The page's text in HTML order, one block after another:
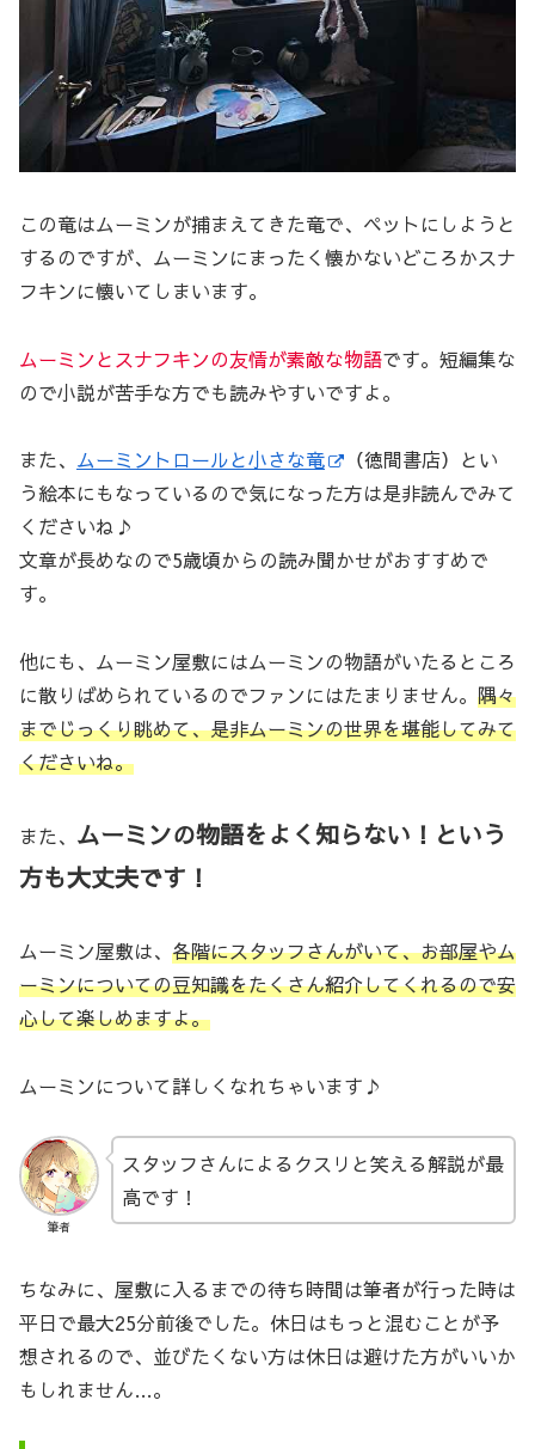
この竜はムーミンが捕まえてきた竜で、ペットにしようと
するのですが、ムーミンにまったく懐かないどころかスナ
フキンに懐いてしまいます。
ムーミンとスナフキンの友情が素敵な物語です。短編集な
ので小説が苦手な方でも読みやすいですよ。
また、 ムーミントロールと小さな竜
（徳間書店）とい
う絵本にもなっているので気になった方は是非読んでみて
くださいね♪
文章が長めなので5歳頃からの読み聞かせがおすすめで
す。
他にも、ムーミン屋敷にはムーミンの物語がいたるところ
に散りばめられているのでファンにはたまりません。 隅々
までじっくり眺めて、是非ムーミンの世界を堪能してみて
くださいね。
また、 ムーミンの物語をよく知らない！という
方も大丈夫です！
ムーミン屋敷は、 各階にスタッフさんがいて、お部屋やム
ーミンについての豆知識をたくさん紹介してくれるので安
心して楽しめますよ。
ムーミンについて詳しくなれちゃいます♪
筆者
スタッフさんによるクスリと笑える解説が最
高です！
ちなみに、屋敷に入るまでの待ち時間は筆者が行った時は
平日で最大25分前後でした。休日はもっと混むことが予
想されるので、並びたくない方は休日は避けた方がいいか
もしれません…。